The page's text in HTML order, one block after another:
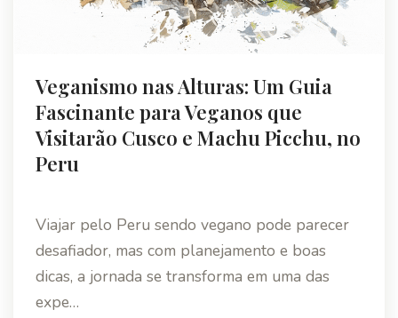
Veganismo nas Alturas: Um Guia
Fascinante para Veganos que
Visitarão Cusco e Machu Picchu, no
Peru
Viajar pelo Peru sendo vegano pode parecer
desafiador, mas com planejamento e boas
dicas, a jornada se transforma em uma das
expe…